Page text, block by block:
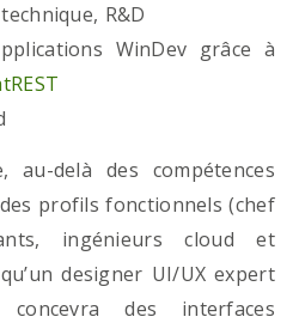
R&D
WinDev grâce à
au-delà des compétences
profils fonctionnels (chef
ingénieurs cloud et
designer UI/UX expert
des interfaces